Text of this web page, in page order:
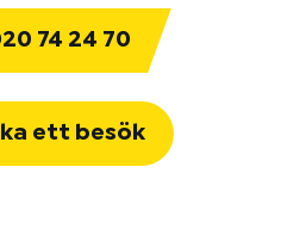
74 24 70
ett besök